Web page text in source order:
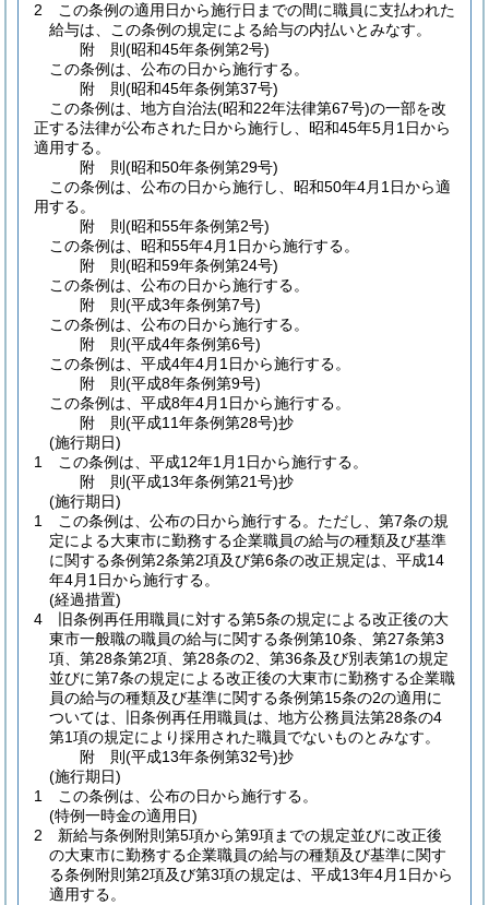
2
この条例の適用日から施行日までの間に職員に支払われた
給与は、この条例の規定による給与の内払いとみなす。
附 則(昭和45年条例第2号)
この条例は、公布の日から施行する。
附 則(昭和45年条例第37号)
この条例は、地方自治法(昭和22年法律第67号)の一部を改
正する法律が公布された日から施行し、昭和45年5月1日から
適用する。
附 則(昭和50年条例第29号)
この条例は、公布の日から施行し、昭和50年4月1日から適
用する。
附 則(昭和55年条例第2号)
この条例は、昭和55年4月1日から施行する。
附 則(昭和59年条例第24号)
この条例は、公布の日から施行する。
附 則(平成3年条例第7号)
この条例は、公布の日から施行する。
附 則(平成4年条例第6号)
この条例は、平成4年4月1日から施行する。
附 則(平成8年条例第9号)
この条例は、平成8年4月1日から施行する。
附 則(平成11年条例第28号)抄
(施行期日)
1
この条例は、平成12年1月1日から施行する。
附 則(平成13年条例第21号)抄
(施行期日)
1
この条例は、公布の日から施行する。 ただし、第7条の規
定による大東市に勤務する企業職員の給与の種類及び基準
に関する条例第2条第2項及び第6条の改正規定は、平成14
年4月1日から施行する。
(経過措置)
4
旧条例再任用職員に対する第5条の規定による改正後の大
東市一般職の職員の給与に関する条例第10条、第27条第3
項、第28条第2項、第28条の2、第36条及び別表第1の規定
並びに第7条の規定による改正後の大東市に勤務する企業職
員の給与の種類及び基準に関する条例第15条の2の適用に
ついては、旧条例再任用職員は、地方公務員法第28条の4
第1項の規定により採用された職員でないものとみなす。
附 則(平成13年条例第32号)抄
(施行期日)
1
この条例は、公布の日から施行する。
(特例一時金の適用日)
2
新給与条例附則第5項から第9項までの規定並びに改正後
の大東市に勤務する企業職員の給与の種類及び基準に関す
る条例附則第2項及び第3項の規定は、平成13年4月1日から
適用する。